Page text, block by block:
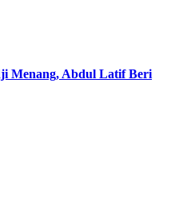
Menang, Abdul Latif Beri